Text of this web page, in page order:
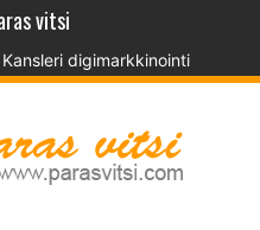
vitsi
Kansleri digimarkkinointi